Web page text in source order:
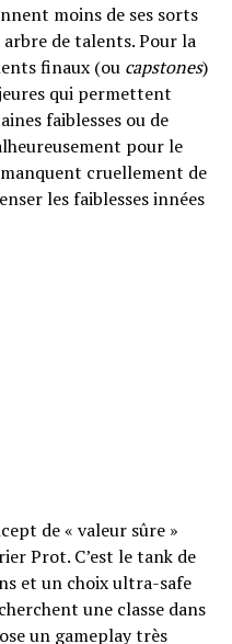
moins de ses sorts
arbre de talents. Pour la
finaux (ou capstones)
qui permettent
faiblesses ou de
pour le
cruellement de
les faiblesses innées
de « valeur sûre »
Prot. C’est le tank de
et un choix ultra-safe
une classe dans
un gameplay très